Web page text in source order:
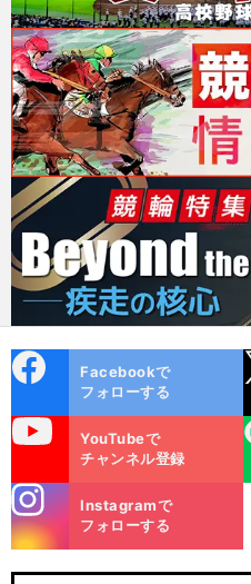
ok
Facebookで
フォローする
YouTubeで
チャンネル登録
LINE
m
Instagramで
フォローする